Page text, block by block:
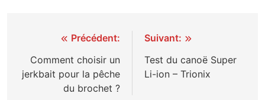
Navigation
de
l’article
Précédent:
Comment choisir un
jerkbait pour la pêche
du brochet ?
Suivant:
Test du canoë Super
Li-ion – Trionix